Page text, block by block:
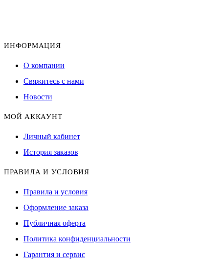
ИНФОРМАЦИЯ
О компании
Свяжитесь с нами
Новости
МОЙ АККАУНТ
Личный кабинет
История заказов
ПРАВИЛА И УСЛОВИЯ
Правила и условия
Оформление заказа
Публичная оферта
Политика конфиденциальности
Гарантия и сервис